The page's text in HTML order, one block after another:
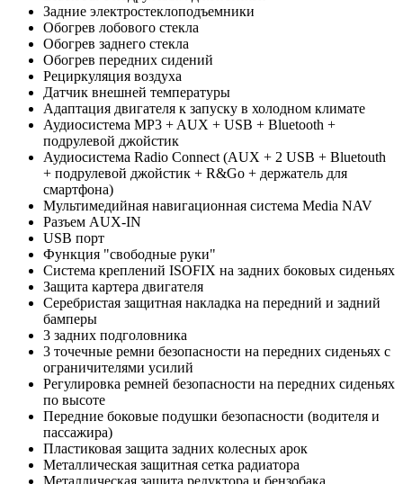
Задние электростеклоподъемники
Обогрев лобового стекла
Обогрев заднего стекла
Обогрев передних сидений
Рециркуляция воздуха
Датчик внешней температуры
Адаптация двигателя к запуску в холодном климате
Аудиосистема MP3 + AUX + USB + Bluetooth +
подрулевой джойстик
Аудиосистема Radio Connect (AUX + 2 USB + Bluetouth
+ подрулевой джойстик + R&Go + держатель для
смартфона)
Мультимедийная навигационная система Media NAV
Разъем AUX-IN
USB порт
Функция "свободные руки"
Система креплений ISOFIX на задних боковых сиденьях
Защита картера двигателя
Cеребристая защитная накладка на передний и задний
бамперы
3 задних подголовника
3 точечные ремни безопасности на передних сиденьях с
ограничителями усилий
Регулировка ремней безопасности на передних сиденьях
по высоте
Передние боковые подушки безопасности (водителя и
пассажира)
Пластиковая защита задних колесных арок
Металлическая защитная сетка радиатора
Металлическая защита редуктора и бензобака